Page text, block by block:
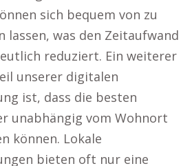
sich bequem von zu
lassen, was den Zeitaufwand
reduziert. Ein weiterer
unserer digitalen
ist, dass die besten
unabhängig vom Wohnort
können. Lokale
bieten oft nur eine